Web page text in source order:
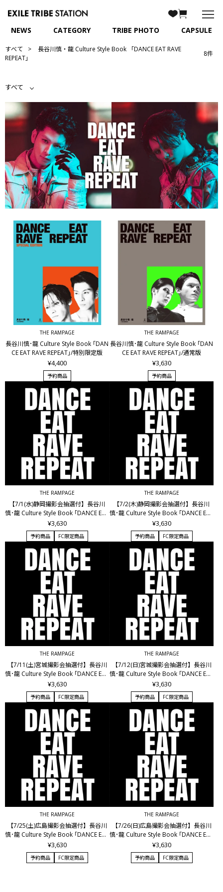
NEWS CATEGORY TRIBE PHOTO CAPSULE
すべて
長谷川慎・龍 Culture Style Book 「DANCE EAT RAVE
REPEAT」
8件
すべて
THE RAMPAGE
長谷川慎･龍 Culture Style Book ｢DAN
CE EAT RAVE REPEAT｣/特別限定版
¥4,400
予約商品
THE RAMPAGE
長谷川慎･龍 Culture Style Book ｢DAN
CE EAT RAVE REPEAT｣/通常版
¥3,630
予約商品
THE RAMPAGE
【7/1(水)静岡撮影会抽選付】長谷川
慎･龍 Culture Style Book ｢DANCE EAT
RAVE REPEAT｣
¥3,630
予約商品 FC限定商品
THE RAMPAGE
【7/2(木)静岡撮影会抽選付】長谷川
慎･龍 Culture Style Book ｢DANCE EAT
RAVE REPEAT｣
¥3,630
予約商品 FC限定商品
THE RAMPAGE
【7/11(土)宮城撮影会抽選付】長谷川
慎･龍 Culture Style Book ｢DANCE EAT
RAVE REPEAT｣
¥3,630
予約商品 FC限定商品
THE RAMPAGE
【7/12(日)宮城撮影会抽選付】長谷川
慎･龍 Culture Style Book ｢DANCE EAT
RAVE REPEAT｣
¥3,630
予約商品 FC限定商品
THE RAMPAGE
【7/25(土)広島撮影会抽選付】長谷川
慎･龍 Culture Style Book ｢DANCE EAT
RAVE REPEAT｣
¥3,630
予約商品 FC限定商品
THE RAMPAGE
【7/26(日)広島撮影会抽選付】長谷川
慎･龍 Culture Style Book ｢DANCE EAT
RAVE REPEAT｣
¥3,630
予約商品 FC限定商品